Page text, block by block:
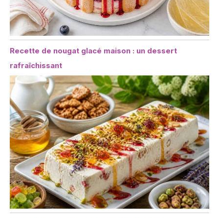
Recette de nougat glacé maison : un dessert
rafraîchissant